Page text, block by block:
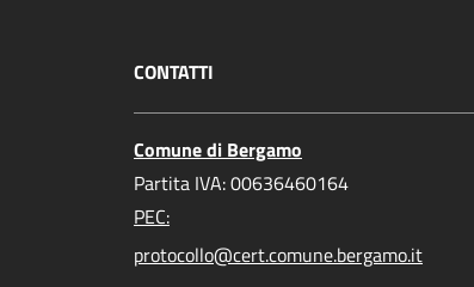
CONTATTI
Comune di Bergamo
Partita IVA: 00636460164
PEC:
protocollo@cert.comune.bergamo.it